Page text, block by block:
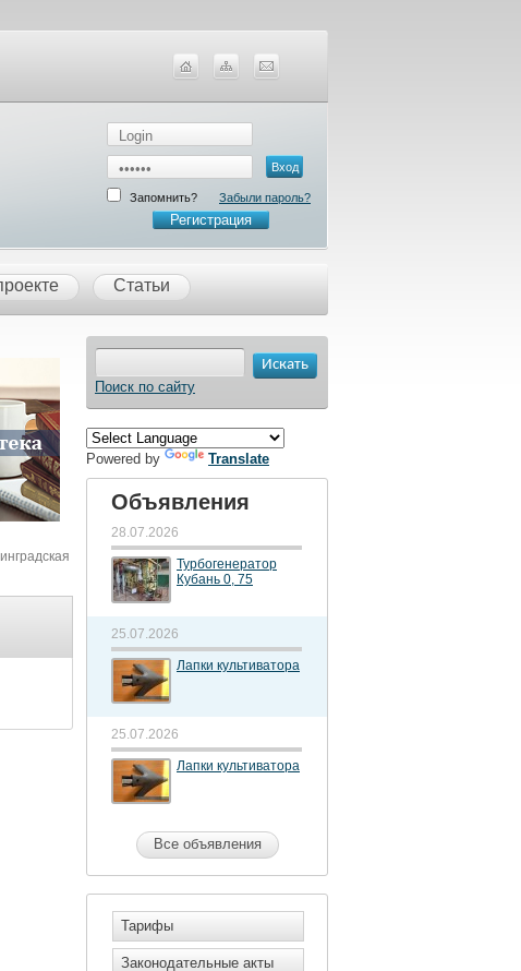
Запомнить? Забыли пароль?
Регистрация
Статьи
Поиск по сайту
Powered by Translate
Объявления
28.07.2026
Турбогенератор
Кубань 0, 75
25.07.2026
Лапки культиватора
25.07.2026
Лапки культиватора
Все объявления
Тарифы
Законодательные акты